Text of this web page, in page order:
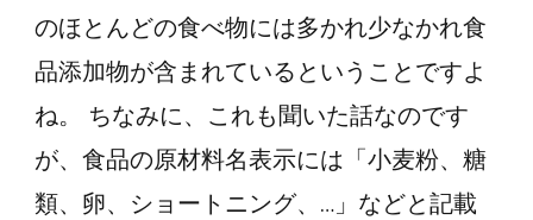
のほとんどの食べ物には多かれ少なかれ食
品添加物が含まれているということですよ
ね。 ちなみに、これも聞いた話なのです
が、食品の原材料名表示には「小麦粉、糖
類、卵、ショートニング、…」などと記載